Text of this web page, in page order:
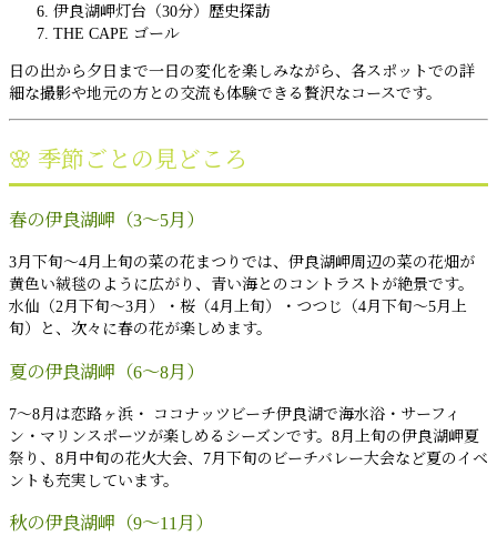
伊良湖岬灯台（30分）歴史探訪
THE CAPE ゴール
日の出から夕日まで一日の変化を楽しみながら、各スポットでの詳
細な撮影や地元の方との交流も体験できる贅沢なコースです。
🌸 季節ごとの見どころ
春の伊良湖岬（3〜5月）
3月下旬〜4月上旬の菜の花まつりでは、伊良湖岬周辺の菜の花畑が
黄色い絨毯のように広がり、青い海とのコントラストが絶景です。
水仙（2月下旬〜3月）・桜（4月上旬）・つつじ（4月下旬〜5月上
旬）と、次々に春の花が楽しめます。
夏の伊良湖岬（6〜8月）
7〜8月は恋路ヶ浜・ ココナッツビーチ伊良湖で海水浴・サーフィ
ン・マリンスポーツが楽しめるシーズンです。8月上旬の伊良湖岬夏
祭り、8月中旬の花火大会、7月下旬のビーチバレー大会など夏のイベ
ントも充実しています。
秋の伊良湖岬（9〜11月）